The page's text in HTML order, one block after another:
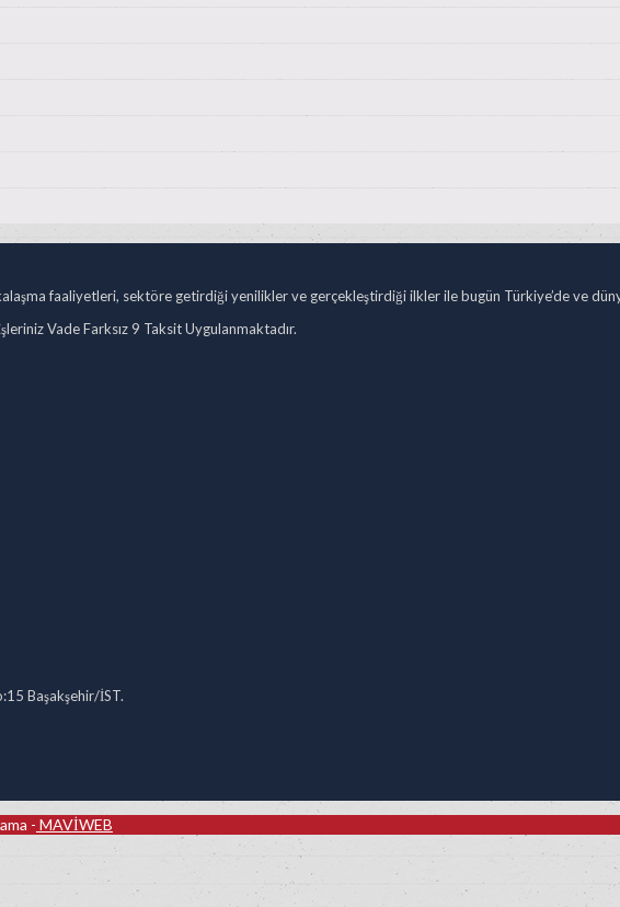
faaliyetleri, sektöre getirdiği yenilikler ve gerçekleştirdiği ilkler ile bugün Türkiye’de ve
Vade Farksız 9 Taksit Uygulanmaktadır.
Başakşehir/İST.
- MAVİWEB